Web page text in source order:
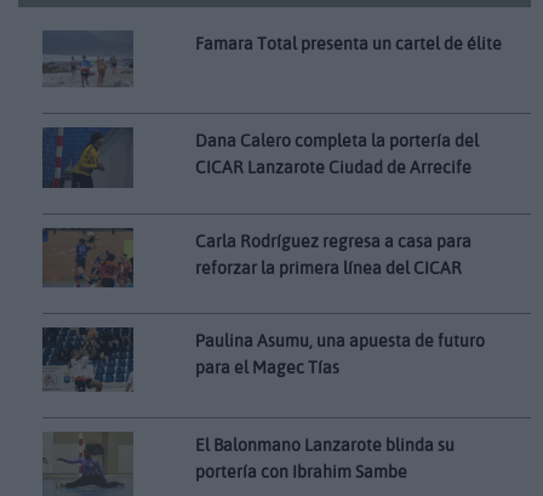
Famara Total presenta un cartel de élite
Dana Calero completa la portería del
CICAR Lanzarote Ciudad de Arrecife
Carla Rodríguez regresa a casa para
reforzar la primera línea del CICAR
Paulina Asumu, una apuesta de futuro
para el Magec Tías
El Balonmano Lanzarote blinda su
portería con Ibrahim Sambe